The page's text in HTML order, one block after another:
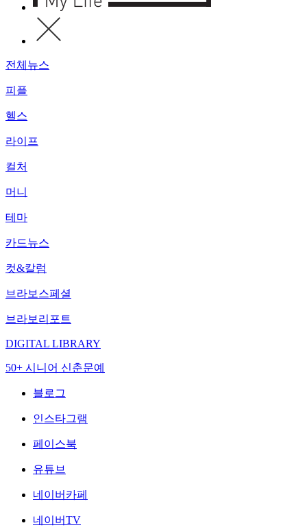
전체뉴스
피플
헬스
라이프
컬처
머니
테마
카드뉴스
컷&칼럼
브라보스페셜
브라보리포트
DIGITAL LIBRARY
50+ 시니어 신춘문예
블로그
인스타그램
페이스북
유튜브
네이버카페
네이버TV